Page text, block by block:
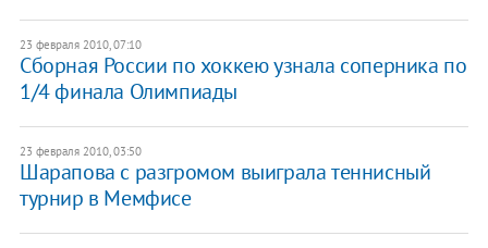
23 февраля 2010, 07:10
Сборная России по хоккею узнала соперника по
1/4 финала Олимпиады
23 февраля 2010, 03:50
Шарапова с разгромом выиграла теннисный
турнир в Мемфисе